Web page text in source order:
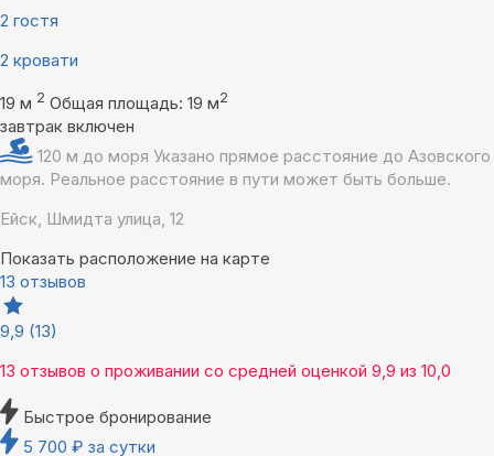
2 гостя
2 кровати
19 м 2 Общая площадь: 19 м2
завтрак включен
120 м до моря Указано прямое расстояние до Азовского
моря. Реальное расстояние в пути может быть больше.
Ейск, Шмидта улица, 12
Показать расположение на карте
13 отзывов
9,9 (13)
13 отзывов о проживании со средней оценкой 9,9 из 10,0
Быстрое бронирование
5 700 ₽ за сутки